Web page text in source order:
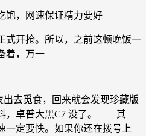
，网速保证精力要好
开抢。所以，之前这顿晚饭一
着，万一
出去觅食，回来就会发现珍藏版
，卓普大黑C7 没了。 其
一定要快。如果你还在拨号上